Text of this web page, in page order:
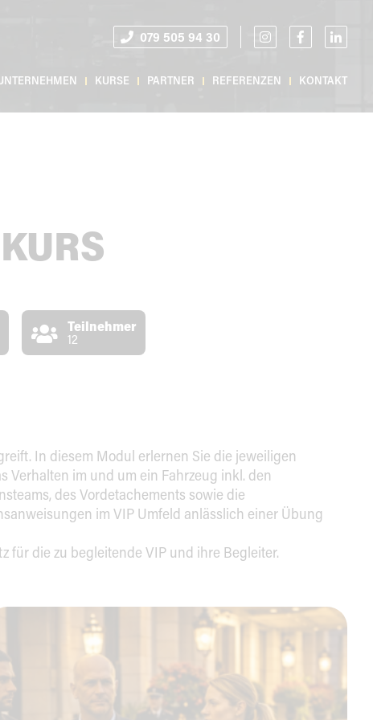
079 505 94 30
KONTAKT
REFERENZEN
PARTNER
KURSE
Teilnehmer
12
In diesem Modul erlernen Sie die jeweiligen
im und um ein Fahrzeug inkl. den
des Vordetachements sowie die
im VIP Umfeld anlässlich einer Übung
für die zu begleitende VIP und ihre Begleiter.